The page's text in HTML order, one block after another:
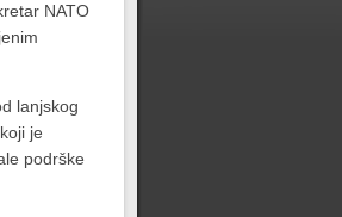
NATO
lanjskog
je
podrške